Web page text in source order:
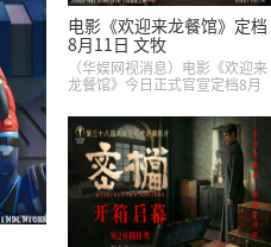
电影《欢迎来龙餐馆》定档
8月11日 文牧
（华娱网视消息）电影《欢迎来
龙餐馆》今日正式官宣定档8月
告及定档海报，并将于8月8日至
10日14:00-21:00举行全国超前
点映...